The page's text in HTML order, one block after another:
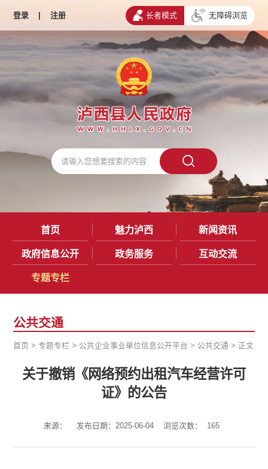
登录 | 注册 长者模式 无障碍浏览
首页 魅力泸西 新闻资讯
政府信息公开 政务服务 互动交流
专题专栏
公共交通
首页 >专题专栏 > 公共企业事业单位信息公开平台 > 公共交通 > 正文
关于撤销《网络预约出租汽车经营许可
证》的公告
来源： 发布日期：2025-06-04 浏览次数： 165